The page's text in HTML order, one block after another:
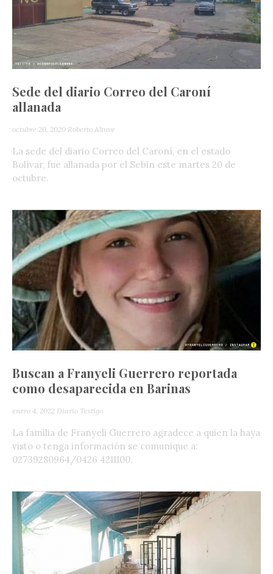
Sede del diario Correo del Caroní
allanada
octubre 20, 2020 Roberto Altuve
La sede del diario Correo del Caroní, en el estado
Bolívar, fue allanada por el Sebin este martes 20 de
octubre.
Buscan a Franyeli Guerrero reportada
como desaparecida en Barinas
enero 4, 2022 Diario Testigo
La familia de Franyeli Guerrero agradece a quien la haya
visto o tenga información se comunique a:
02739280964/0426 4211100.